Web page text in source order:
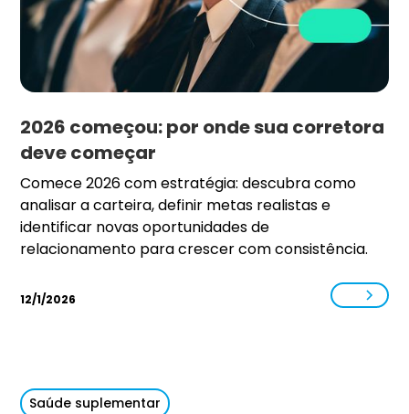
2026 começou: por onde sua corretora
deve começar
Comece 2026 com estratégia: descubra como
analisar a carteira, definir metas realistas e
identificar novas oportunidades de
relacionamento para crescer com consistência.
12/1/2026
Saúde suplementar